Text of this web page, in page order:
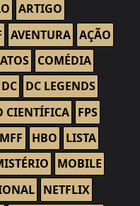
ARTIGO
AVENTURA AÇÃO
COMÉDIA
DC
DC LEGENDS
CIENTÍFICA FPS
HBO
LISTA
MOBILE
NETFLIX